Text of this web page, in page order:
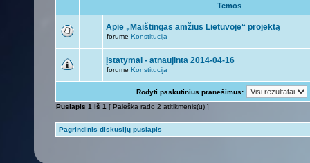
Temos
Apie „Maištingas amžius Lietuvoje“ projektą
forume Konstitucija
Įstatymai - atnaujinta 2014-04-16
forume Konstitucija
Rodyti paskutinius pranešimus:
Puslapis 1 iš 1 [ Paieška rado 2 atitikmenis(ų) ]
Pagrindinis diskusijų puslapis